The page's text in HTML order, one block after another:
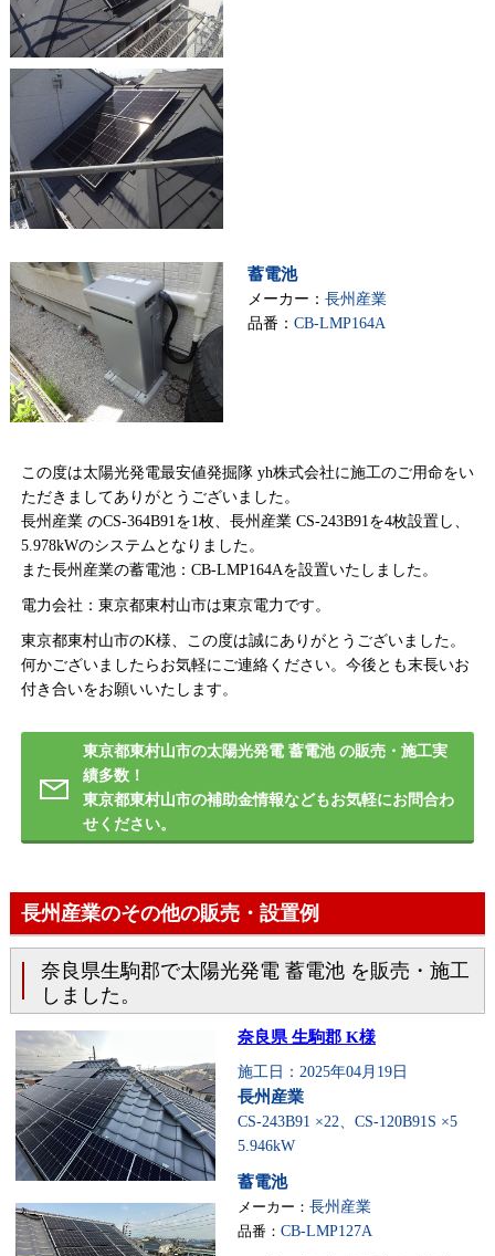
蓄電池
メーカー： 長州産業
品番： CB-LMP164A
この度は太陽光発電最安値発掘隊 yh株式会社に施工のご用命をい
ただきましてありがとうございました。
長州産業 のCS-364B91を1枚、長州産業 CS-243B91を4枚設置し、
5.978kWのシステムとなりました。
また長州産業の蓄電池：CB-LMP164Aを設置いたしました。
電力会社：東京都東村山市は東京電力です。
東京都東村山市のK様、この度は誠にありがとうございました。
何かございましたらお気軽にご連絡ください。今後とも末長いお
付き合いをお願いいたします。
東京都東村山市の太陽光発電 蓄電池 の販売・施工実
績多数！
東京都東村山市の補助金情報などもお気軽にお問合わ
せください。
長州産業のその他の販売・設置例
奈良県生駒郡で太陽光発電 蓄電池 を販売・施工
しました。
奈良県 生駒郡 K様
施工日：2025年04月19日
長州産業
CS-243B91 ×22、CS-120B91S ×5
5.946kW
蓄電池
メーカー： 長州産業
品番： CB-LMP127A